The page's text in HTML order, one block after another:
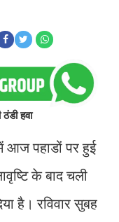
हवा
आज पहाडों पर हुई
के बाद चली
है। रविवार सुबह